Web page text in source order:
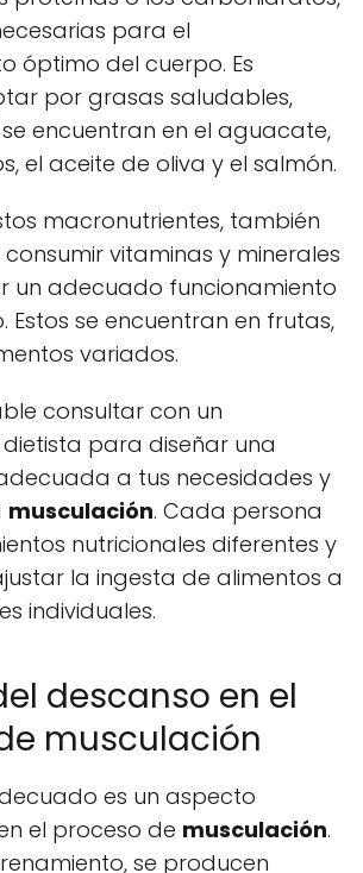
para el
óptimo del cuerpo. Es
por grasas saludables,
encuentran en el aguacate,
el aceite de oliva y el salmón.
macronutrientes, también
vitaminas y minerales
un adecuado funcionamiento
Estos se encuentran en frutas,
variados.
consultar con un
para diseñar una
a tus necesidades y
musculación. Cada persona
nutricionales diferentes y
la ingesta de alimentos a
individuales.
descanso en el
musculación
es un aspecto
el proceso de musculación.
se producen